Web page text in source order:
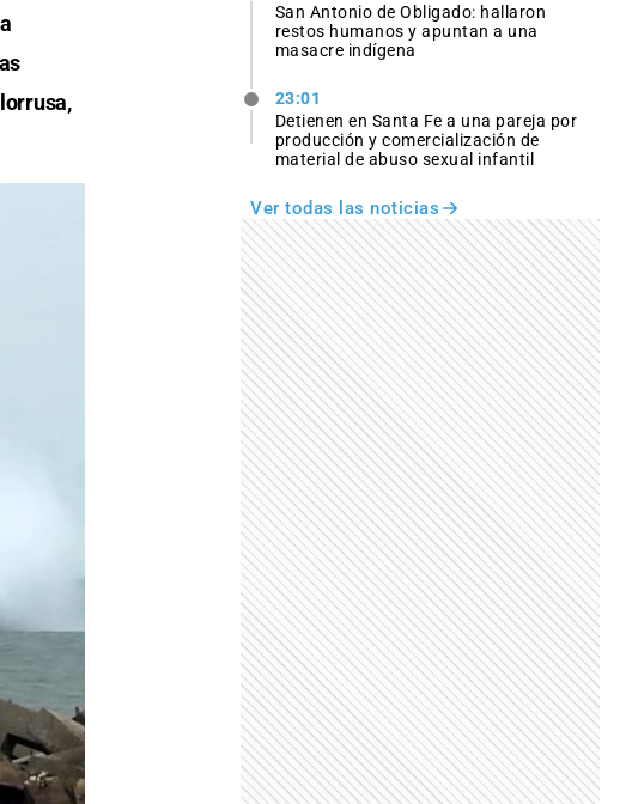
San Antonio de Obligado: hallaron
restos humanos y apuntan a una
masacre indígena
23:01
Detienen en Santa Fe a una pareja por
producción y comercialización de
material de abuso sexual infantil
Ver todas las noticias